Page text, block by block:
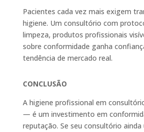
Pacientes cada vez mais exigem
higiene. Um consultório com
limpeza, produtos profissionais
sobre conformidade ganha
tendência de mercado real.
CONCLUSÃO
A higiene profissional em
— é um investimento em
reputação. Se seu consultório